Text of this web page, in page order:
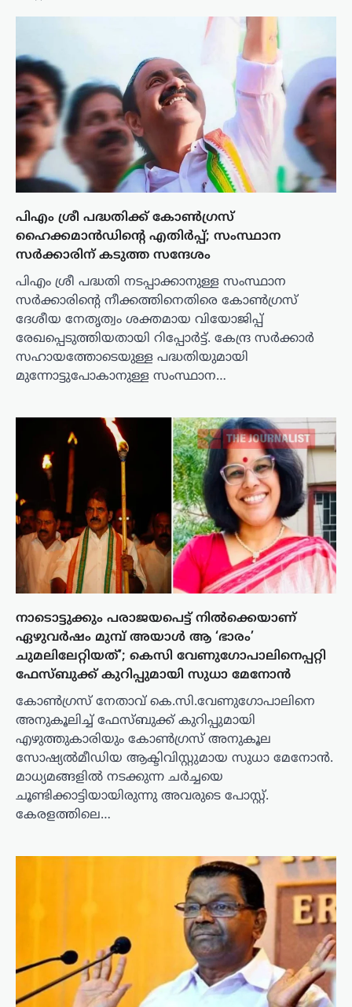
പിഎം ശ്രീ പദ്ധതിക്ക് കോൺഗ്രസ്
ഹൈക്കമാൻഡിന്റെ എതിർപ്പ്; സംസ്ഥാന
സർക്കാരിന് കടുത്ത സന്ദേശം
പിഎം ശ്രീ പദ്ധതി നടപ്പാക്കാനുള്ള സംസ്ഥാന
സർക്കാരിന്റെ നീക്കത്തിനെതിരെ കോൺഗ്രസ്
ദേശീയ നേതൃത്വം ശക്തമായ വിയോജിപ്പ്
രേഖപ്പെടുത്തിയതായി റിപ്പോർട്ട്. കേന്ദ്ര സർക്കാർ
സഹായത്തോടെയുള്ള പദ്ധതിയുമായി
മുന്നോട്ടുപോകാനുള്ള സംസ്ഥാന…
നാടൊട്ടുക്കും പരാജയപെട്ട് നിൽക്കെയാണ്
ഏഴുവർഷം മുമ്പ് അയാൾ ആ ‘ഭാരം’
ചുമലിലേറ്റിയത്’; കെസി വേണുഗോപാലിനെപ്പറ്റി
ഫേസ്ബുക്ക് കുറിപ്പുമായി സുധാ മേനോൻ
കോൺഗ്രസ് നേതാവ് കെ.സി.വേണുഗോപാലിനെ
അനുകൂലിച്ച് ഫേസ്ബുക്ക് കുറിപ്പുമായി
എഴുത്തുകാരിയും കോൺഗ്രസ് അനുകൂല
സോഷ്യൽമീഡിയ ആക്ടിവിസ്റ്റുമായ സുധാ മേനോൻ.
മാധ്യമങ്ങളിൽ നടക്കുന്ന ചർച്ചയെ
ചൂണ്ടിക്കാട്ടിയായിരുന്നു അവരുടെ പോസ്റ്റ്.
കേരളത്തിലെ…